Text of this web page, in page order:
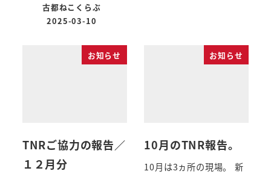
古都ねこくらぶ
2025-03-10
お知らせ
TNRご協力の報告／
１２月分
お知らせ
10月のTNR報告。
10月は3ヵ所の現場。 新